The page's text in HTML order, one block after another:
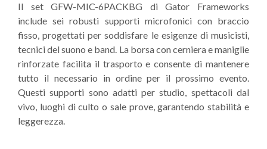
Il set GFW-MIC-6PACKBG di Gator Frameworks
include sei robusti supporti microfonici con braccio
fisso, progettati per soddisfare le esigenze di musicisti,
tecnici del suono e band. La borsa con cerniera e maniglie
rinforzate facilita il trasporto e consente di mantenere
tutto il necessario in ordine per il prossimo evento.
Questi supporti sono adatti per studio, spettacoli dal
vivo, luoghi di culto o sale prove, garantendo stabilità e
leggerezza.